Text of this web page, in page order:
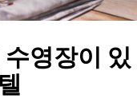
영장이 있